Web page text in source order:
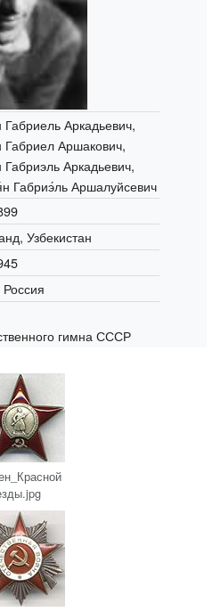
Габриель Аркадьевич,
Габриел Аршакович,
Габриэль Аркадьевич,
Габриэ́ль Аршалуйсевич
Узбекистан
гимна СССР